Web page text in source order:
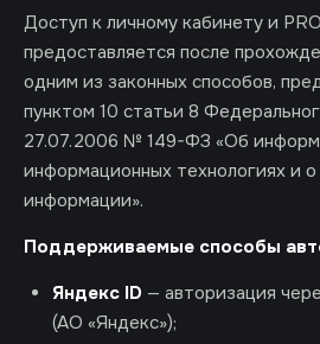
Доступ к личному кабинету и
предоставляется после
одним из законных способов,
пунктом 10 статьи 8
27.07.2006 № 149-ФЗ «Об
информационных технологиях и
информации».
Поддерживаемые способы
Яндекс ID — авторизация
(АО «Яндекс»);